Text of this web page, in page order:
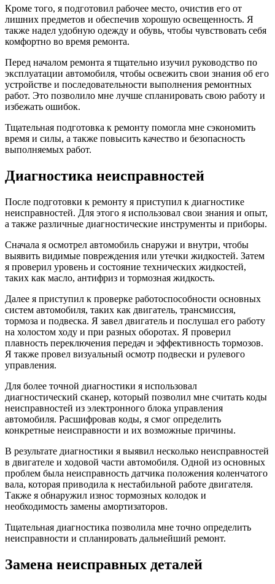
Кроме того, я подготовил рабочее место, очистив его от
лишних предметов и обеспечив хорошую освещенность. Я
также надел удобную одежду и обувь, чтобы чувствовать себя
комфортно во время ремонта.
Перед началом ремонта я тщательно изучил руководство по
эксплуатации автомобиля, чтобы освежить свои знания об его
устройстве и последовательности выполнения ремонтных
работ. Это позволило мне лучше спланировать свою работу и
избежать ошибок.
Тщательная подготовка к ремонту помогла мне сэкономить
время и силы, а также повысить качество и безопасность
выполняемых работ.
Диагностика неисправностей
После подготовки к ремонту я приступил к диагностике
неисправностей. Для этого я использовал свои знания и опыт,
а также различные диагностические инструменты и приборы.
Сначала я осмотрел автомобиль снаружи и внутри, чтобы
выявить видимые повреждения или утечки жидкостей. Затем
я проверил уровень и состояние технических жидкостей,
таких как масло, антифриз и тормозная жидкость.
Далее я приступил к проверке работоспособности основных
систем автомобиля, таких как двигатель, трансмиссия,
тормоза и подвеска. Я завел двигатель и послушал его работу
на холостом ходу и при разных оборотах. Я проверил
плавность переключения передач и эффективность тормозов.
Я также провел визуальный осмотр подвески и рулевого
управления.
Для более точной диагностики я использовал
диагностический сканер, который позволил мне считать коды
неисправностей из электронного блока управления
автомобиля. Расшифровав коды, я смог определить
конкретные неисправности и их возможные причины.
В результате диагностики я выявил несколько неисправностей
в двигателе и ходовой части автомобиля. Одной из основных
проблем была неисправность датчика положения коленчатого
вала, которая приводила к нестабильной работе двигателя.
Также я обнаружил износ тормозных колодок и
необходимость замены амортизаторов.
Тщательная диагностика позволила мне точно определить
неисправности и спланировать дальнейший ремонт.
Замена неисправных деталей